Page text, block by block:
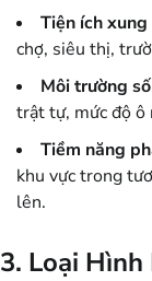
Tiện ích
chợ, siêu thị,
Môi trường
trật tự, mức độ
Tiềm năng
khu vực trong
lên.
3. Loại